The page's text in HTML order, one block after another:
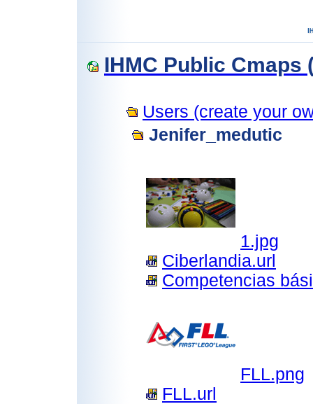
IHMC Public Cmaps
Users (create your
Jenifer_medutic
1.jpg
Ciberlandia.url
Competencias
FLL.png
FLL.url